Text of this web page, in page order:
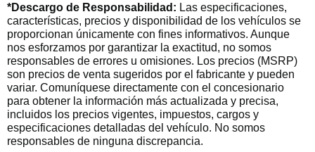
*Descargo de Responsabilidad: Las especificaciones,
características, precios y disponibilidad de los vehículos se
proporcionan únicamente con fines informativos. Aunque
nos esforzamos por garantizar la exactitud, no somos
responsables de errores u omisiones. Los precios (MSRP)
son precios de venta sugeridos por el fabricante y pueden
variar. Comuníquese directamente con el concesionario
para obtener la información más actualizada y precisa,
incluidos los precios vigentes, impuestos, cargos y
especificaciones detalladas del vehículo. No somos
responsables de ninguna discrepancia.